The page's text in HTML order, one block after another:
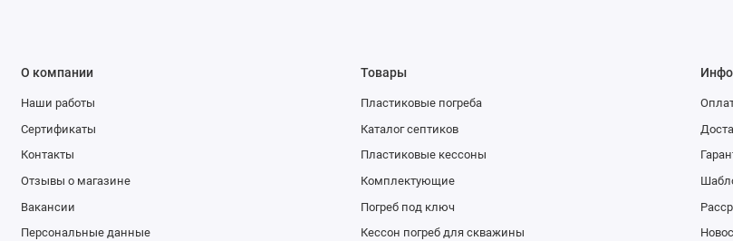
О компании
Наши работы
Сертификаты
Контакты
Отзывы о магазине
Вакансии
Персональные данные
Товары
Пластиковые погреба
Каталог септиков
Пластиковые кессоны
Комплектующие
Погреб под ключ
Кессон погреб для скважины